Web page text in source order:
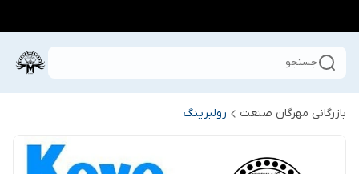
جستجو
بازرگانی مهرگان صنعت رولبرینگ